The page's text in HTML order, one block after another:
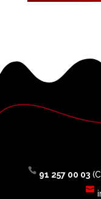
91 257 00 03